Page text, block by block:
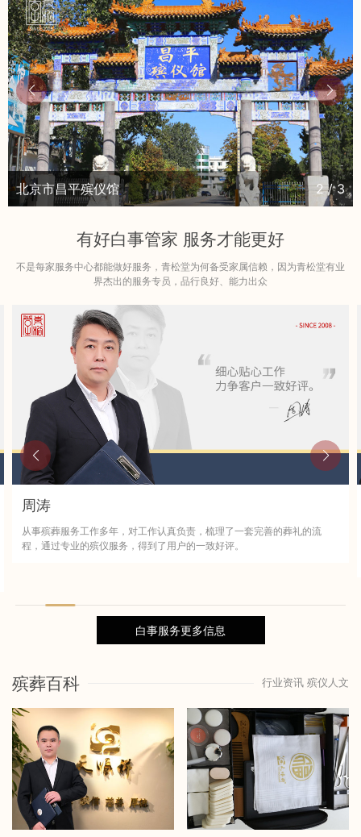
北京市昌平殡仪馆 2/3
有好白事管家 服务才能更好
不是每家服务中心都能做好服务，青松堂为何备受家属信赖，因为青松堂有业
界杰出的服务专员，品行良好、能力出众
周涛
从事殡葬服务工作多年，对工作认真负责，梳理了一套完善的葬礼的流
程，通过专业的殡仪服务，得到了用户的一致好评。
白事服务更多信息
殡葬百科 行业资讯 殡仪人文